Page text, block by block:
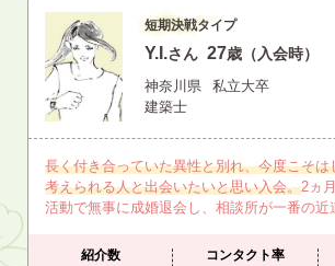
短期決戦タイプ
Y.I.さん 27歳（入会時）
神奈川県
私立大卒
建築士
長く付き合っていた異性と別れ、今度こそは
考えられる人と出会いたいと思い入会。2ヵ
活動で無事に成婚退会し、相談所が一番の近
紹介数 コンタクト率